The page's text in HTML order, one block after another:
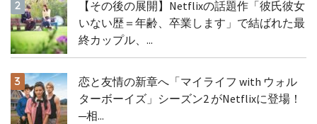
【その後の展開】Netflixの話題作「彼氏彼女
いない歴＝年齢、卒業します」で結ばれた最
終カップル、...
恋と友情の新章へ「マイライフ with ウォル
ターボーイズ」シーズン2 がNetflixに登場！
─相...